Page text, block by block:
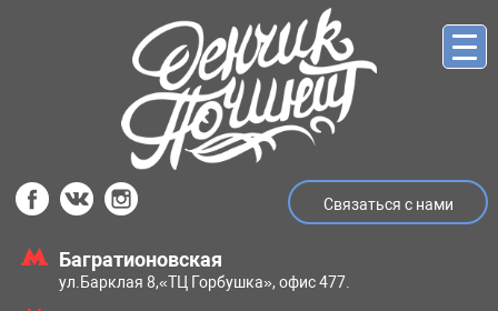
Связаться с нами
Багратионовская
ул.Барклая 8,«ТЦ Горбушка», офис 477.